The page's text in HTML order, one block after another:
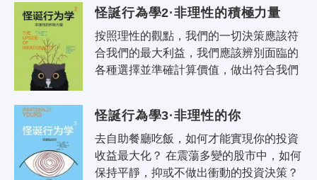
怪誕行為學2·非理性的積極力量
按照理性的觀點，我們的一切決策應該符
合我們的最大利益，我們應該辨別面臨的
各種選擇並準確計算價值，做出符合我們
怪誕行為學3·非理性的你
去自助餐廳吃飯，如何才能實現你的投資
收益最大化？ 在震蕩多變的股市中，如何
保持平靜，抑或不做出衝動的投資決策？